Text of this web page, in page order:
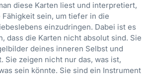
diese Karten liest und interpretiert,
sein, um tiefer in die
einzudringen. Dabei ist es
dass die Karten nicht absolut sind. Sie
deines inneren Selbst und
Sie zeigen nicht nur das, was ist,
sein könnte. Sie sind ein Instrument